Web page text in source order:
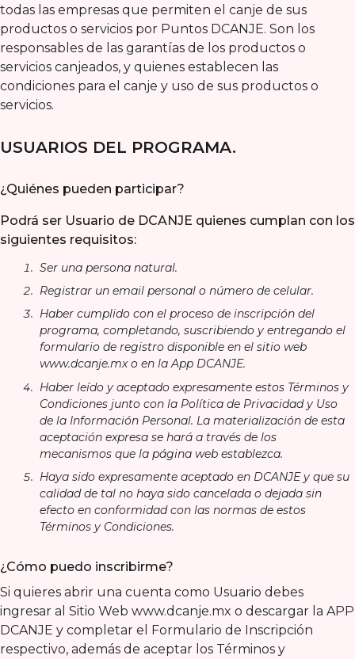
todas las empresas que permiten el canje de sus
productos o servicios por Puntos DCANJE. Son los
responsables de las garantías de los productos o
servicios canjeados, y quienes establecen las
condiciones para el canje y uso de sus productos o
servicios.
USUARIOS DEL PROGRAMA.
¿Quiénes pueden participar?
Podrá ser Usuario de DCANJE quienes cumplan con los
siguientes requisitos:
Ser una persona natural.
Registrar un email personal o número de celular.
Haber cumplido con el proceso de inscripción del
programa, completando, suscribiendo y entregando el
formulario de registro disponible en el sitio web
www.dcanje.mx o en la App DCANJE.
Haber leído y aceptado expresamente estos Términos y
Condiciones junto con la Política de Privacidad y Uso
de la Información Personal. La materialización de esta
aceptación expresa se hará a través de los
mecanismos que la página web establezca.
Haya sido expresamente aceptado en DCANJE y que su
calidad de tal no haya sido cancelada o dejada sin
efecto en conformidad con las normas de estos
Términos y Condiciones.
¿Cómo puedo inscribirme?
Si quieres abrir una cuenta como Usuario debes
ingresar al Sitio Web www.dcanje.mx o descargar la APP
DCANJE y completar el Formulario de Inscripción
respectivo, además de aceptar los Términos y